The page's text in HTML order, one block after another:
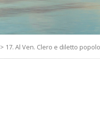
> 17. Al Ven. Clero e diletto